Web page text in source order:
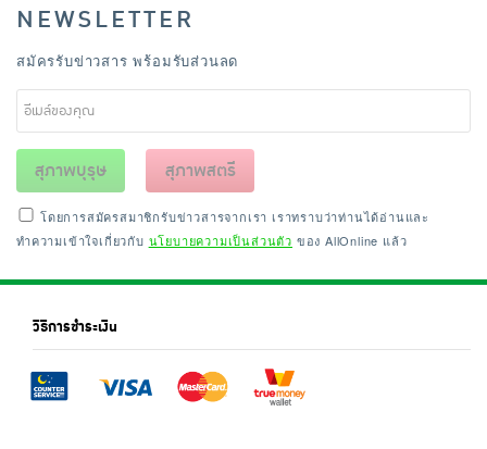
NEWSLETTER
สมัครรับข่าวสาร พร้อมรับส่วนลด
สุภาพบุรุษ สุภาพสตรี
โดยการสมัครสมาชิกรับข่าวสารจากเรา เราทราบว่าท่านได้อ่านและ
ทำความเข้าใจเกี่ยวกับ นโยบายความเป็นส่วนตัว ของ AllOnline แล้ว
วิธีการชำระเงิน